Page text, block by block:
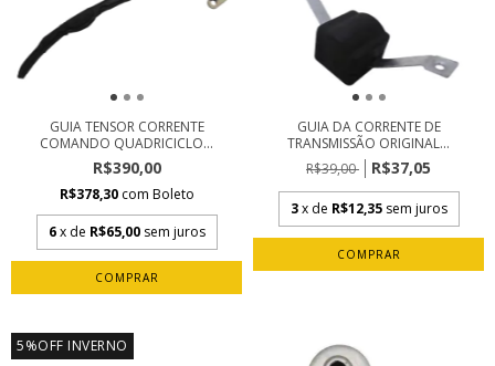
GUIA TENSOR CORRENTE
COMANDO QUADRICICLO...
R$390,00
R$378,30 com Boleto
6 x de R$65,00 sem juros
GUIA DA CORRENTE DE
TRANSMISSÃO ORIGINAL...
R$39,00
R$37,05
3 x de R$12,35 sem juros
5%OFF INVERNO